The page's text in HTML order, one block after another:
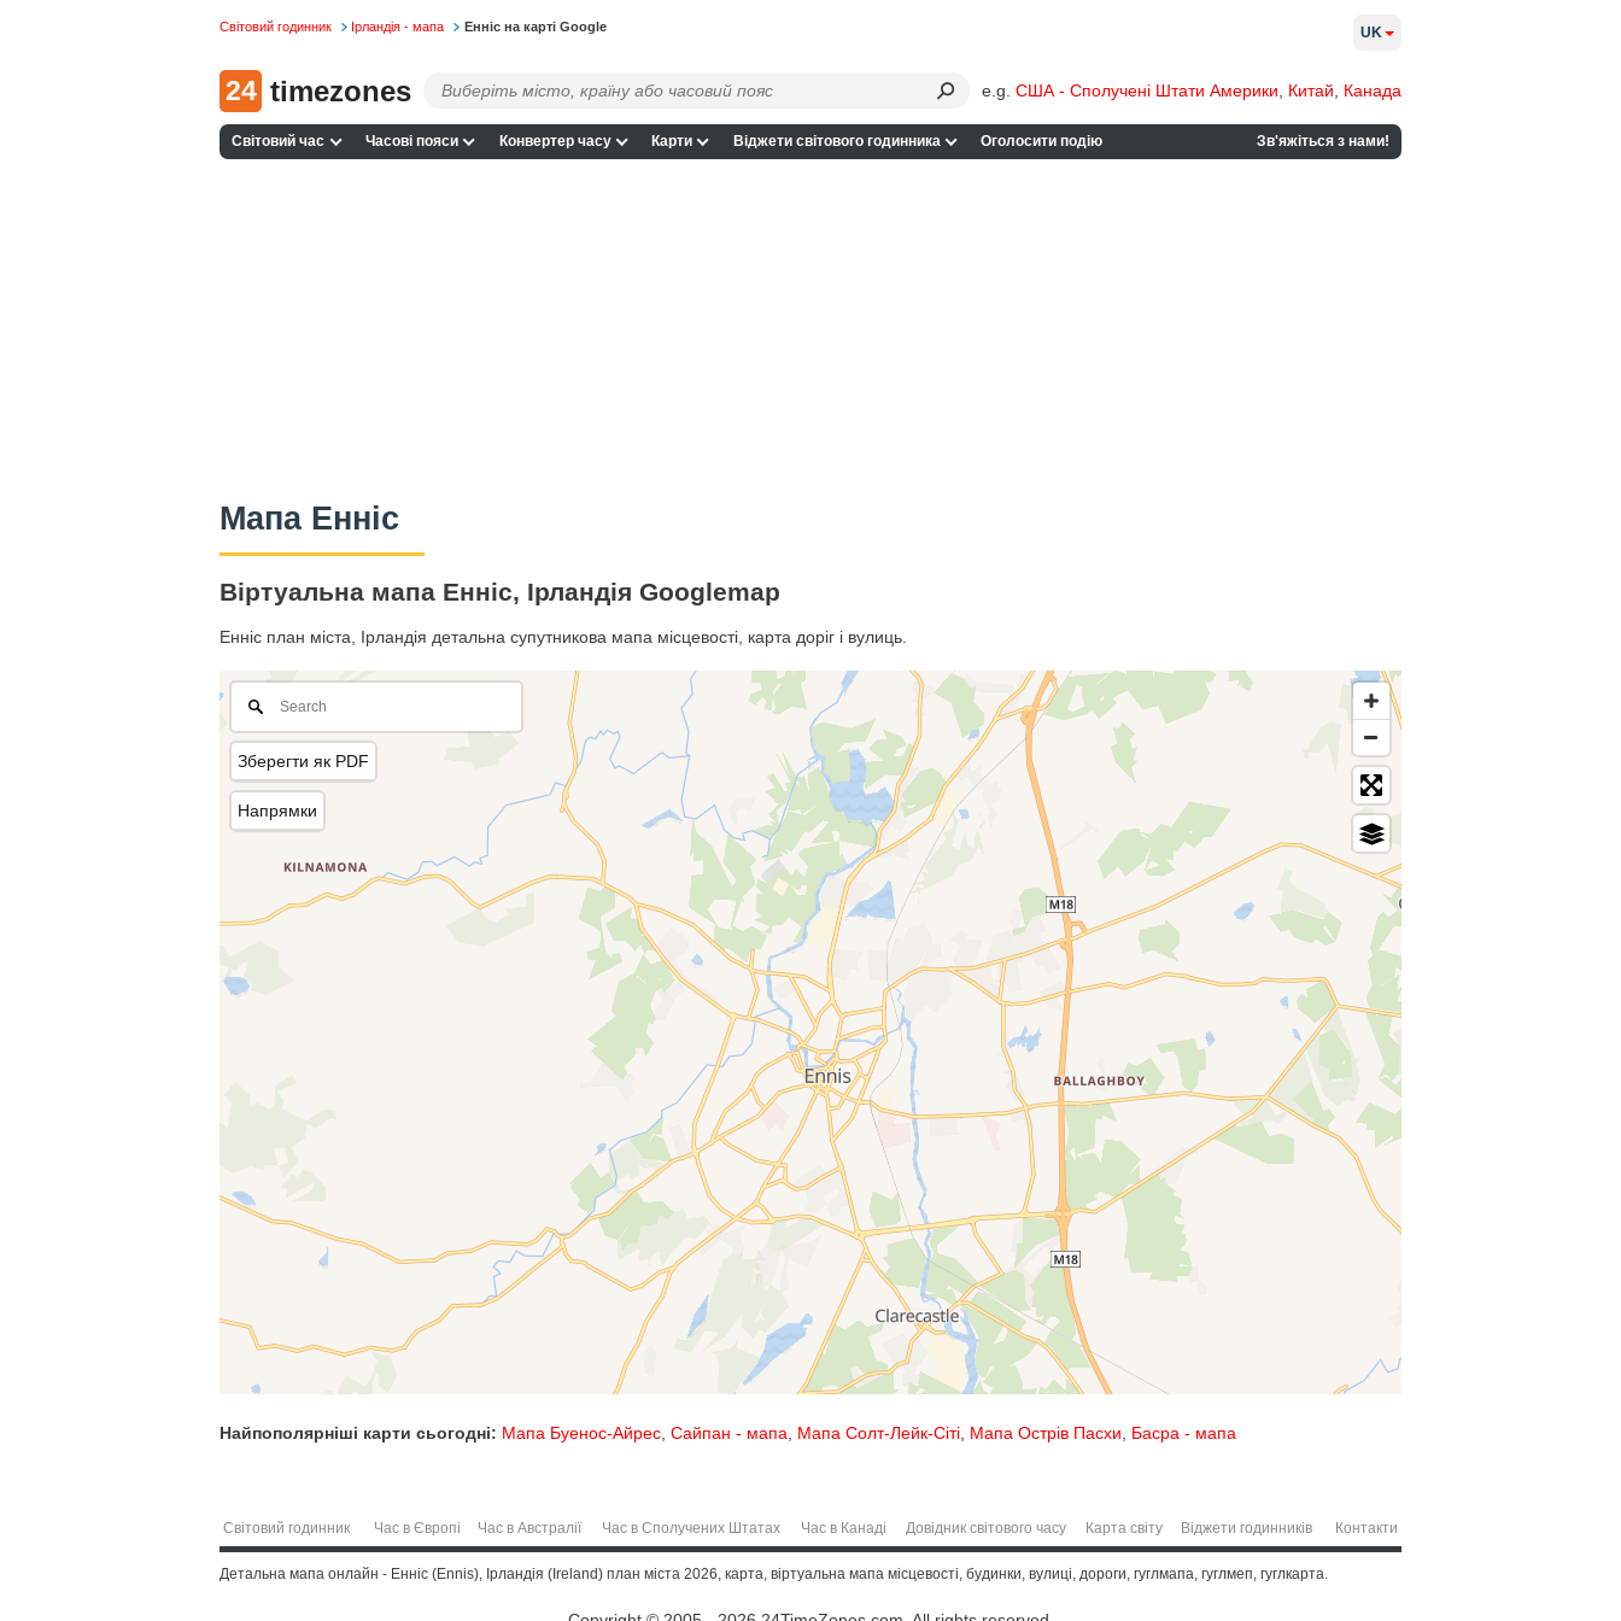
Світовий годинник Ірландія - мапа Енніс на карті Google
24 timezones e.g. США - Сполучені Штати Америки Китай Канада
Світовий час Часові пояси Конвертер часу Карти Віджети світового годинника Оголосити подію Зв'яжіться з нами!
UK
Мапа Енніс
Віртуальна мапа Енніс, Ірландія Googlemap
Енніс план міста, Ірландія детальна супутникова мапа місцевості, карта доріг і вулиць.
Зберегти як PDF
Напрямки
Найпополярніші карти сьогодні: Мапа Буенос-Айрес Сайпан - мапа Мапа Солт-Лейк-Сіті Мапа Острів Пасхи Басра - мапа
Світовий годинник Час в Європі Час в Австралії Час в Сполучених Штатах Час в Канаді Довідник світового часу Карта світу Віджети годинників Контакти
Детальна мапа онлайн - Енніс (Ennis), Ірландія (Ireland) план міста 2026, карта, віртуальна мапа місцевості, будинки, вулиці, дороги, гуглмапа, гуглмеп, гуглкарта.